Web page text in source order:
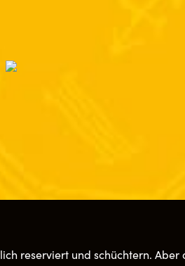
reserviert und schüchtern. Aber